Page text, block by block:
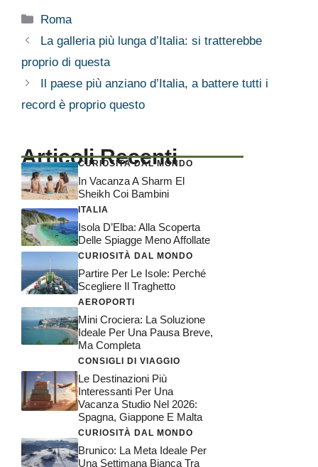
Categorie
Roma
La galleria più lunga d’Italia: si tratterebbe
proprio di questa
Il paese più anziano d’Italia, a battere tutti i
record è proprio questo
Articoli Recenti
CURIOSITÀ DAL MONDO
In Vacanza A Sharm El
Sheikh Coi Bambini
ITALIA
Isola D’Elba: Alla Scoperta
Delle Spiagge Meno Affollate
CURIOSITÀ DAL MONDO
Partire Per Le Isole: Perché
Scegliere Il Traghetto
AEROPORTI
Mini Crociera: La Soluzione
Ideale Per Una Pausa Breve,
Ma Completa
CONSIGLI DI VIAGGIO
Le Destinazioni Più
Interessanti Per Una
Vacanza Studio Nel 2026:
Spagna, Giappone E Malta
CURIOSITÀ DAL MONDO
Brunico: La Meta Ideale Per
Una Settimana Bianca Tra